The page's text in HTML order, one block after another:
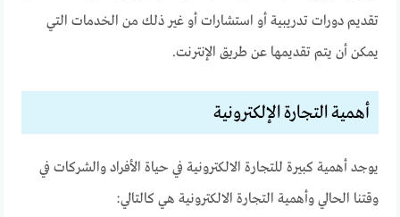
تقديم دورات تدريبية أو استشارات أو غير ذلك من الخدمات التي
يمكن أن يتم تقديمها عن طريق الإنترنت.
أهمية التجارة الإلكترونية
يوجد أهمية كبيرة للتجارة الالكترونية في حياة الأفراد والشركات في
وقتنا الحالي وأهمية التجارة الالكترونية هي كالتالي: